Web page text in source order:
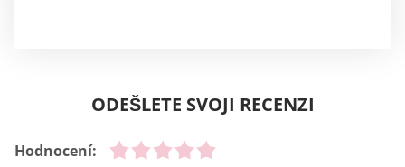
ODEŠLETE SVOJI RECENZI
Hodnocení: